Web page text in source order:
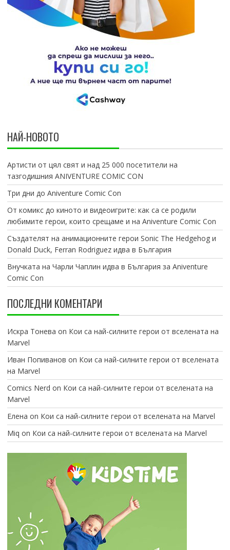
НАЙ-НОВОТО
Артисти от цял свят и над 25 000 посетители на
тазгодишния ANIVENTURE COMIC CON
Три дни до Aniventure Comic Con
От комикс до киното и видеоигрите: как са се родили
любимите герои, които срещаме и на Aniventure Comic Con
Създателят на анимационните герои Sonic The Hedgehog и
Donald Duck, Ferran Rodriguez идва в България
Внучката на Чарли Чаплин идва в България за Aniventure
Comic Con
ПОСЛЕДНИ КОМЕНТАРИ
Искра Тонева on Кои са най-силните герои от вселената на
Marvel
Иван Попиванов on Кои са най-силните герои от вселената
на Marvel
Comics Nerd on Кои са най-силните герои от вселената на
Marvel
Елена on Кои са най-силните герои от вселената на Marvel
Miq on Кои са най-силните герои от вселената на Marvel